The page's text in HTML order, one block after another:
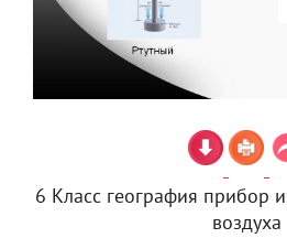
6 Класс география прибор
воздуха